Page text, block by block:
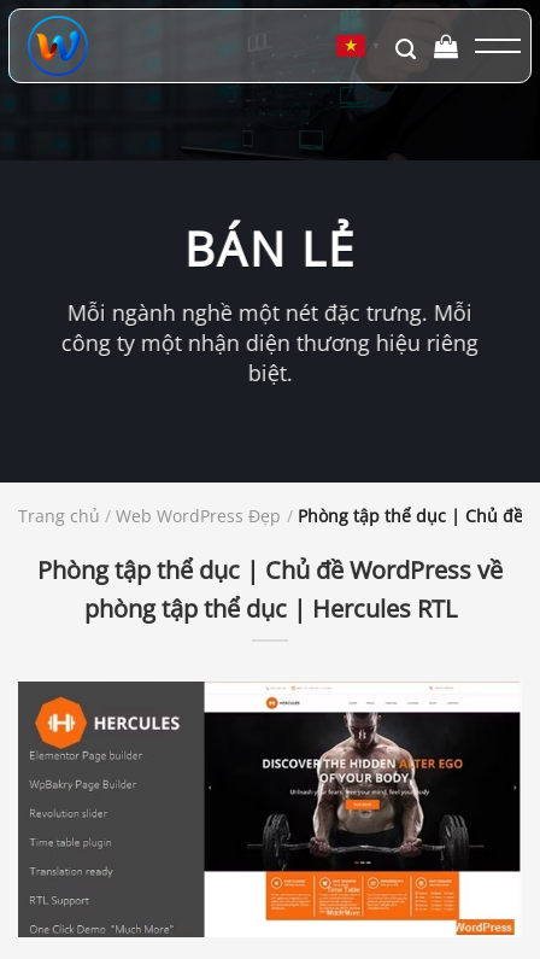
Chuyển
đến
dung
▼
BÁN LẺ
Mỗi ngành nghề một nét đặc trưng. Mỗi
công ty một nhận diện thương hiệu riêng
biệt.
Trang chủ / Web WordPress Đẹp / Phòng tập thể dục | Chủ đề
Phòng tập thể dục | Chủ đề WordPress về
phòng tập thể dục | Hercules RTL